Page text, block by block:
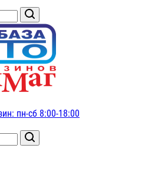
пн-сб 8:00-18:00